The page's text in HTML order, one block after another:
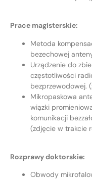
Prace magisterskie:
Metoda
bezechowej
Urządzenie do
częstotliwości
bezprzewodowej.
Mikropaskowa
wiązki
komunikacji
(zdjęcie w trakcie
Rozprawy doktorskie:
Obwody